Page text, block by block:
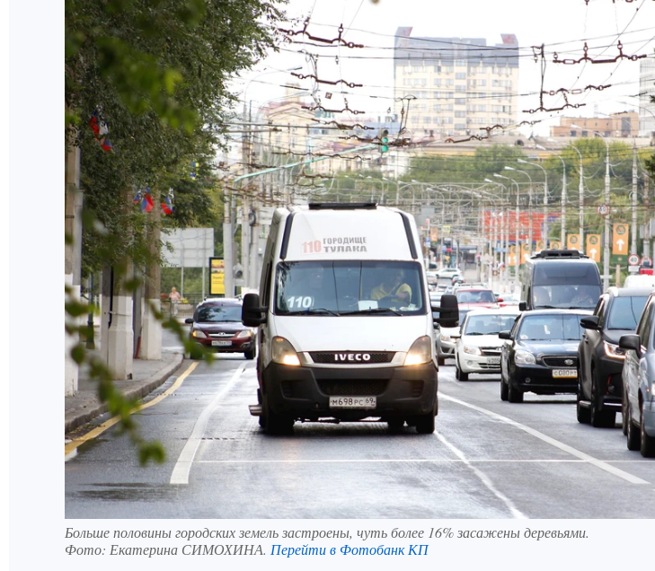
Больше половины городских земель застроены, чуть более 16% засажены деревьями.
Фото: Екатерина СИМОХИНА. Перейти в Фотобанк КП